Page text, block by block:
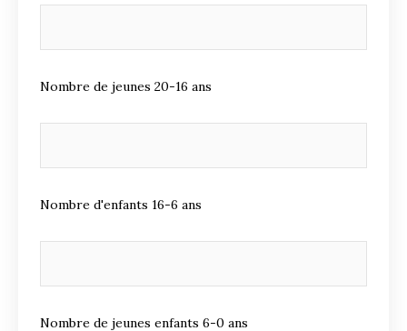
Nombre de jeunes 20-16 ans
Nombre d'enfants 16-6 ans
Nombre de jeunes enfants 6-0 ans